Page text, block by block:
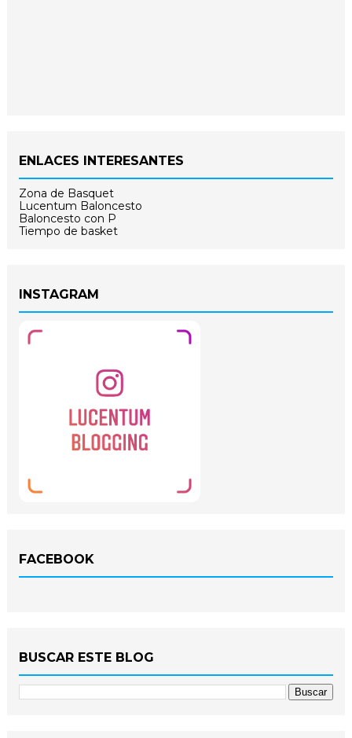
ENLACES INTERESANTES
Zona de Basquet
Lucentum Baloncesto
Baloncesto con P
Tiempo de basket
INSTAGRAM
FACEBOOK
BUSCAR ESTE BLOG